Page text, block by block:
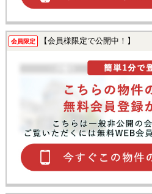
会員限定 【会員様限定で公開中！】